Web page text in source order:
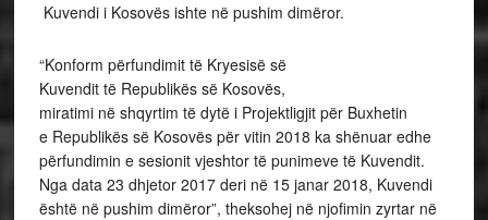
Kuvendi i Kosovës ishte në pushim dimëror.
“Konform përfundimit të Kryesisë së
Kuvendit të Republikës së Kosovës,
miratimi në shqyrtim të dytë i Projektligjit për Buxhetin
e Republikës së Kosovës për vitin 2018 ka shënuar edhe
përfundimin e sesionit vjeshtor të punimeve të Kuvendit.
Nga data 23 dhjetor 2017 deri në 15 janar 2018, Kuvendi
është në pushim dimëror”, theksohej në njofimin zyrtar në